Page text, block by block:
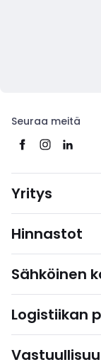
Seuraa meitä
Yritys
Hinnastot
Sähköinen
Logistiikan